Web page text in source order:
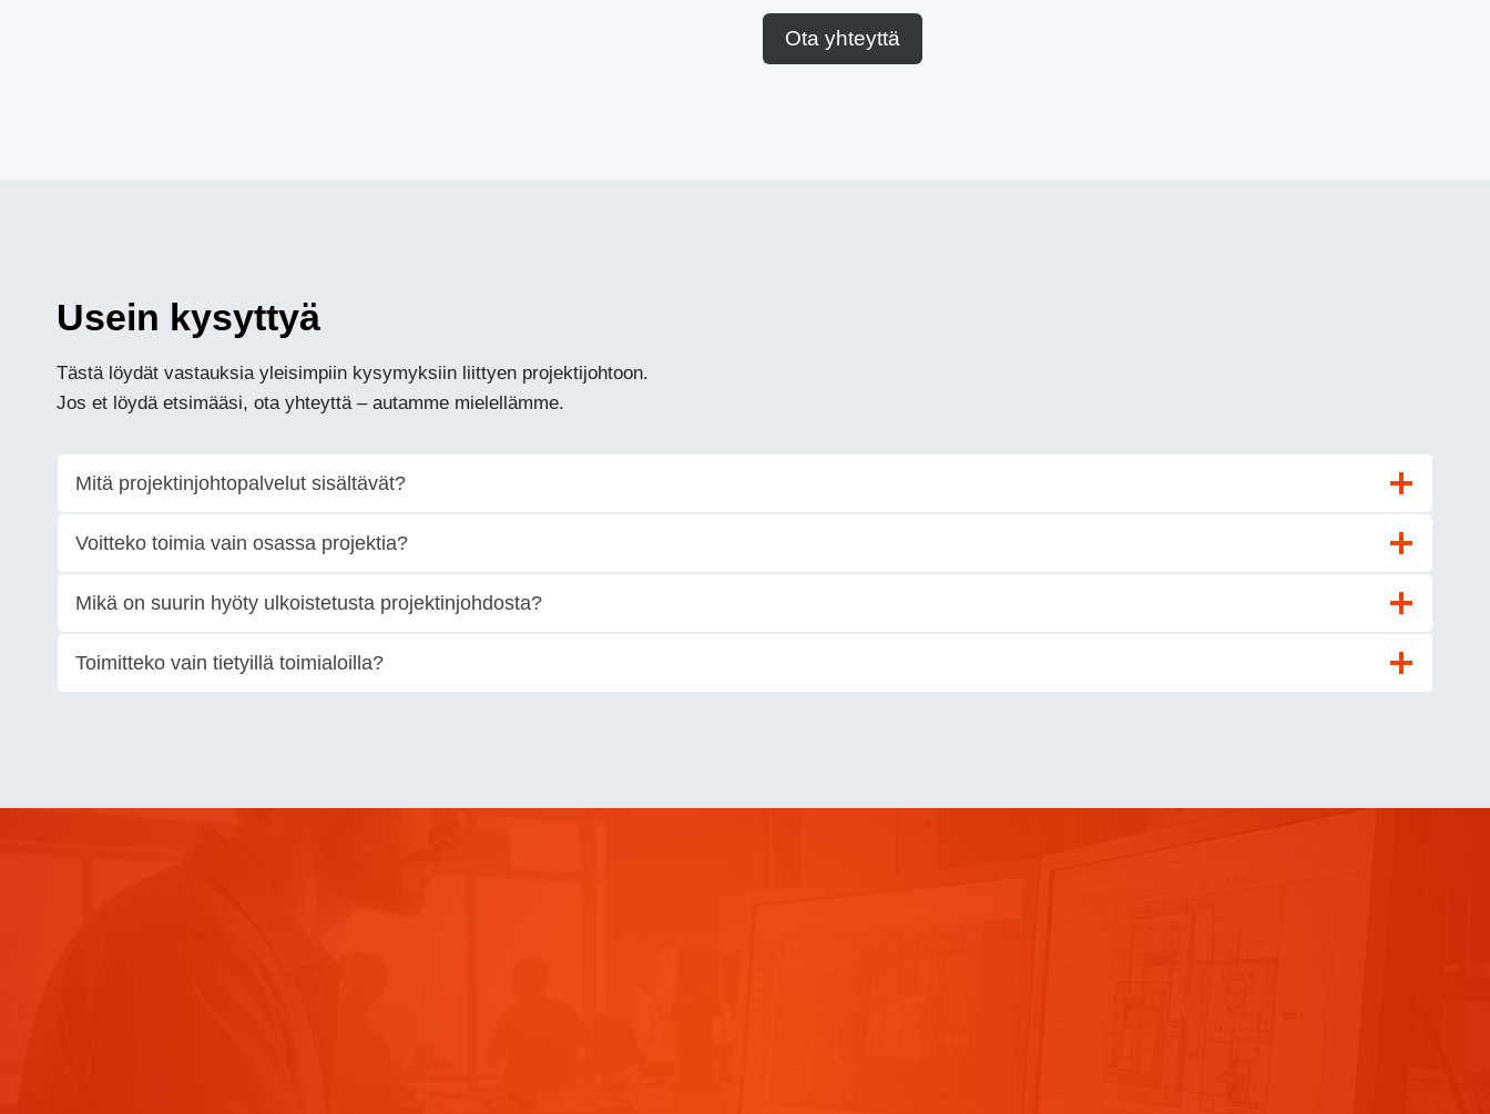
Ota yhteyttä
Usein kysyttyä
Tästä löydät vastauksia yleisimpiin kysymyksiin liittyen projektijohtoon.
Jos et löydä etsimääsi, ota yhteyttä – autamme mielellämme.
Mitä projektinjohtopalvelut sisältävät?
Voitteko toimia vain osassa projektia?
Mikä on suurin hyöty ulkoistetusta projektinjohdosta?
Toimitteko vain tietyillä toimialoilla?